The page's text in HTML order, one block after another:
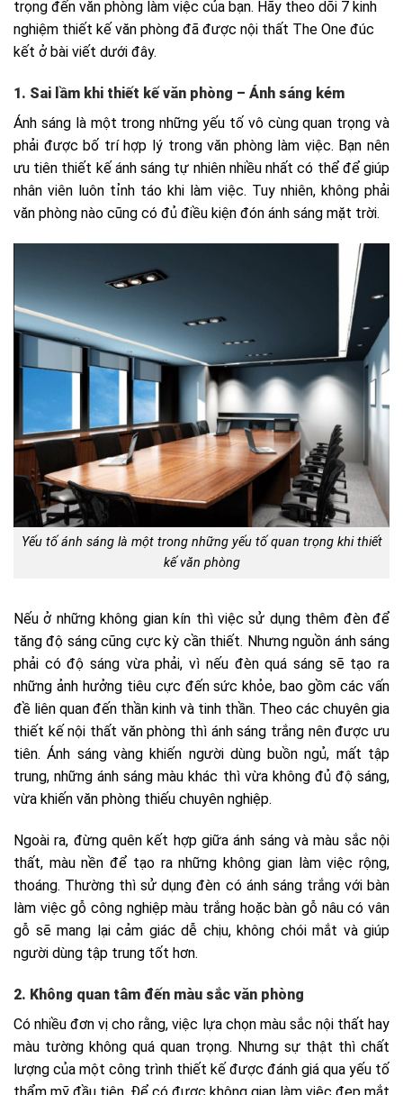
trọng đến văn phòng làm việc của bạn. Hãy theo dõi 7 kinh
nghiệm thiết kế văn phòng đã được nội thất The One đúc
kết ở bài viết dưới đây.
1. Sai lầm khi thiết kế văn phòng – Ánh sáng kém
Ánh sáng là một trong những yếu tố vô cùng quan trọng và
phải được bố trí hợp lý trong văn phòng làm việc. Bạn nên
ưu tiên thiết kế ánh sáng tự nhiên nhiều nhất có thể để giúp
nhân viên luôn tỉnh táo khi làm việc. Tuy nhiên, không phải
văn phòng nào cũng có đủ điều kiện đón ánh sáng mặt trời.
Yếu tố ánh sáng là một trong những yếu tố quan trọng khi thiết
kế văn phòng
Nếu ở những không gian kín thì việc sử dụng thêm đèn để
tăng độ sáng cũng cực kỳ cần thiết. Nhưng nguồn ánh sáng
phải có độ sáng vừa phải, vì nếu đèn quá sáng sẽ tạo ra
những ảnh hưởng tiêu cực đến sức khỏe, bao gồm các vấn
đề liên quan đến thần kinh và tinh thần. Theo các chuyên gia
thiết kế nội thất văn phòng thì ánh sáng trắng nên được ưu
tiên. Ánh sáng vàng khiến người dùng buồn ngủ, mất tập
trung, những ánh sáng màu khác thì vừa không đủ độ sáng,
vừa khiến văn phòng thiếu chuyên nghiệp.
Ngoài ra, đừng quên kết hợp giữa ánh sáng và màu sắc nội
thất, màu nền để tạo ra những không gian làm việc rộng,
thoáng. Thường thì sử dụng đèn có ánh sáng trắng với bàn
làm việc gỗ công nghiệp màu trắng hoặc bàn gỗ nâu có vân
gỗ sẽ mang lại cảm giác dễ chịu, không chói mắt và giúp
người dùng tập trung tốt hơn.
2. Không quan tâm đến màu sắc văn phòng
Có nhiều đơn vị cho rằng, việc lựa chọn màu sắc nội thất hay
màu tường không quá quan trọng. Nhưng sự thật thì chất
lượng của một công trình thiết kế được đánh giá qua yếu tố